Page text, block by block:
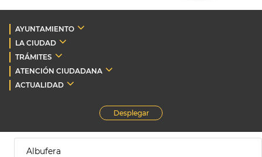
AYUNTAMIENTO
LA CIUDAD
TRÁMITES
ATENCIÓN CIUDADANA
ACTUALIDAD
Desplegar
Albufera